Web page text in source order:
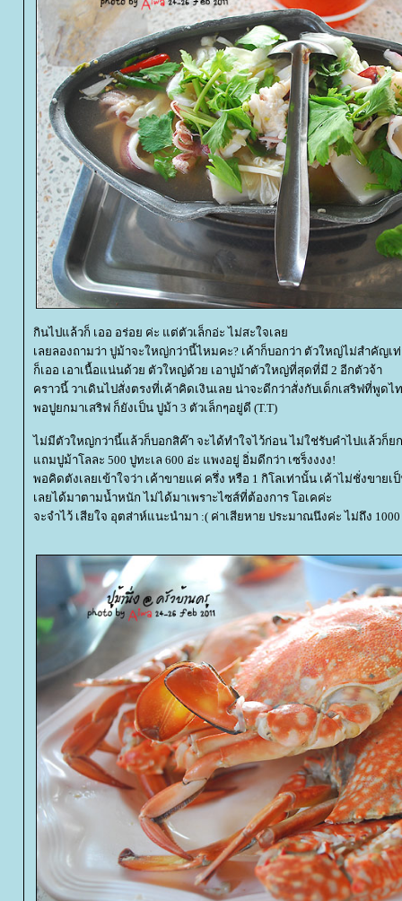
กินไปแล้วก็ เออ อร่อย ค่ะ แต่ตัวเล็กอ่ะ ไม่สะใจเล
เลยลองถามว่า ปูม้าจะใหญ่กว่านี้ไหมคะ? เค้าก็บอกว่า ตัวใหญ่ไม่สำคัญเ
ก็เออ เอาเนื้อแน่นด้วย ตัวใหญ่ด้วย เอาปูม้าตัวใหญ่ที่สุดที่มี 2 อีกตัวจ้า
คราวนี้ วาเดินไปสั่งตรงที่เค้าคิดเงินเลย น่าจะดีกว่าสั่งกับเด็กเสริฟที่พูด
พอปูยกมาเสริฟ ก็ยังเป็น ปูม้า 3 ตัวเล็กๆอยู่ดี (T.T)
ไม่มีตัวใหญ่กว่านี้แล้วก็บอกสิค๊า จะได้ทำใจไว้ก่อน ไม่ใช่รับคำไปแล้วก็ย
ถมปูม้าโลละ 500 ปูทะเล 600 อ่ะ แพงอยู่ อิ่มดีกว่า เซร็งงงง!
พอคิดตังเลยเข้าใจว่า เค้าขายแค่ ครึ่ง หรือ 1 กิโลเท่านั้น เค้าไม่ชั่งขายเ
เลยได้มาตามน้ำหนัก ไม่ได้มาเพราะไซส์ที่ต้องการ โอเคค่ะ
จะจำไว้ เสียใจ อุตส่าห์แนะนำมา :( ค่าเสียหาย ประมาณนึงค่ะ ไม่ถึง